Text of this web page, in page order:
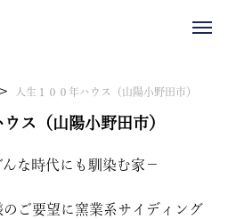
> 人生１００年ハウス（山陽小野田市）
ス（山陽小野田市）
な時代にも馴染む家－
ご要望に窯業系サイディング